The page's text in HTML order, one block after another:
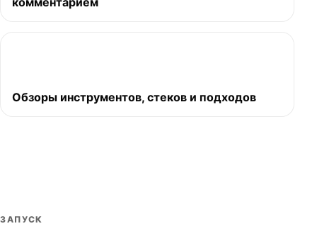
Обзоры инструментов, стеков и подходов
ЗАПУСК